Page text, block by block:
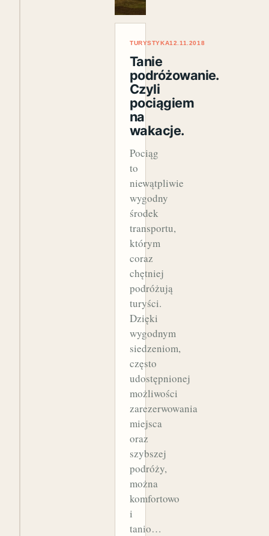
TURYSTYKA12.11.2018
Tanie
podróżowanie.
Czyli
pociągiem
na
wakacje.
Pociąg
to
niewątpliwie
wygodny
środek
transportu,
którym
coraz
chętniej
podróżują
turyści.
Dzięki
wygodnym
siedzeniom,
często
udostępnionej
możliwości
zarezerwowania
miejsca
oraz
szybszej
podróży,
można
komfortowo
i
tanio…